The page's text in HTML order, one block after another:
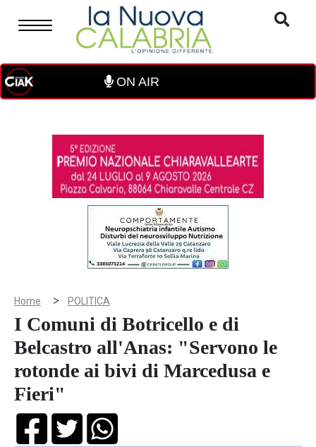
ON AIR
Home > POLITICA
I Comuni di Botricello e di
Belcastro all'Anas: "Servono le
rotonde ai bivi di Marcedusa e
Fieri"